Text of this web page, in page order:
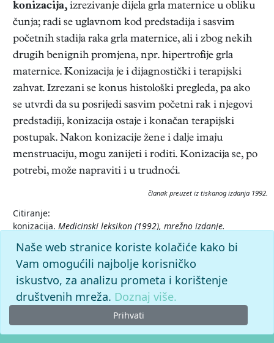
konizacija, izrezivanje dijela grla maternice u obliku
čunja; radi se uglavnom kod predstadija i sasvim
početnih stadija raka grla maternice, ali i zbog nekih
drugih benignih promjena, npr. hipertrofije grla
maternice. Konizacija je i dijagnostički i terapijski
zahvat. Izrezani se konus histološki pregleda, pa ako
se utvrdi da su posrijedi sasvim početni rak i njegovi
predstadiji, konizacija ostaje i konačan terapijski
postupak. Nakon konizacije žene i dalje imaju
menstruaciju, mogu zanijeti i roditi. Konizacija se, po
potrebi, može napraviti i u trudnoći.
članak preuzet iz tiskanog izdanja 1992.
Citiranje:
konizacija. Medicinski leksikon (1992), mrežno izdanje.
8.8.2026. <https://medicinski.lzmk.hr/clanak/konizacija>.
Naše web stranice koriste kolačiće kako bi
Vam omogućili najbolje korisničko
iskustvo, za analizu prometa i korištenje
društvenih mreža. Doznaj više.
Prihvati
© 2026. -Leksikografski zavodMiroslav Krleža